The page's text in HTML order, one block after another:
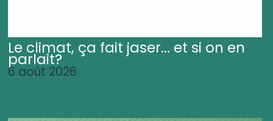
Le climat, ça fait jaser... et si on en
parlait?
6 août 2026